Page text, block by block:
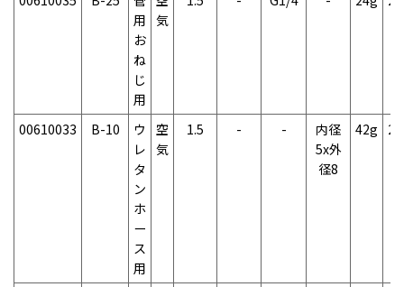
用
お
ね
じ
用
気
00610033 B-10
ウ
レ
タ
ン
ホ
ー
ス
用
空
気
1.5 - -
内径
5x外
径8
42g